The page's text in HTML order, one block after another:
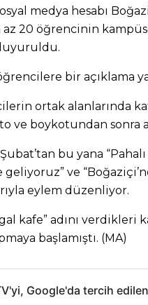
medya hesabı
az 20 öğrencinin
bir açıklama
ortak alanlarında
ve boykotundan sonra
bu yana
ve
eylem düzenliyor.
kafe” adını verdikleri
başlamıştı. (MA)
Google'da tercih